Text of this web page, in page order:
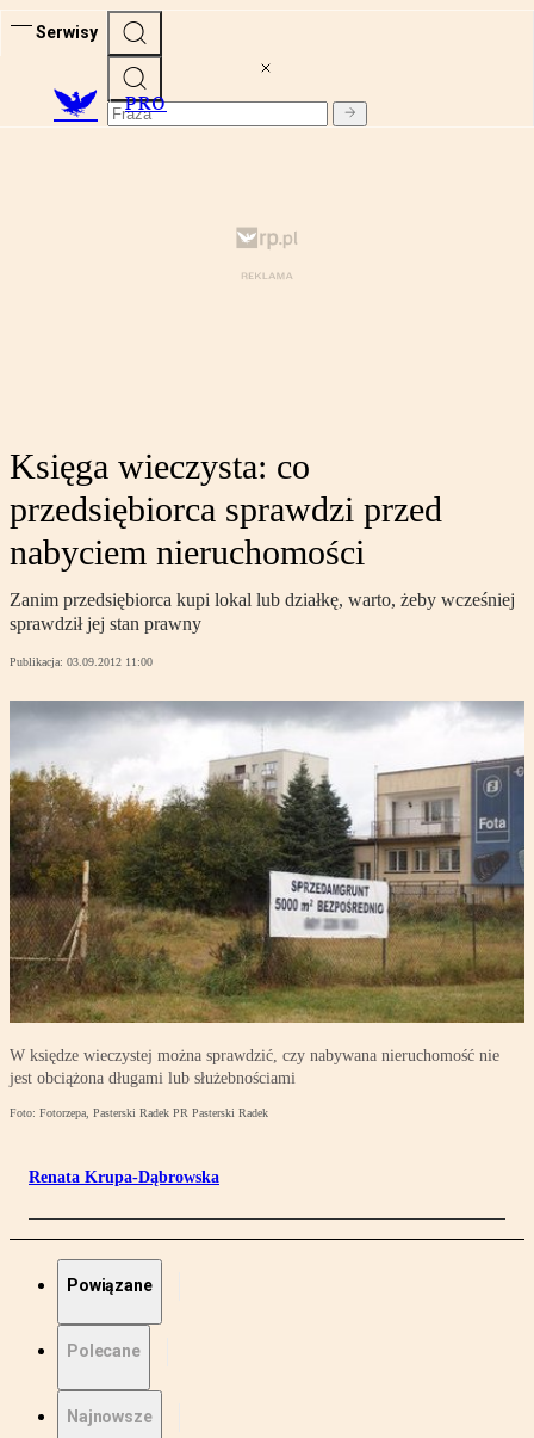
Serwisy
PRO
Księga wieczysta: co
przedsiębiorca sprawdzi przed
nabyciem nieruchomości
Zanim przedsiębiorca kupi lokal lub działkę, warto, żeby wcześniej
sprawdził jej stan prawny
Publikacja: 03.09.2012 11:00
W księdze wieczystej można sprawdzić, czy nabywana nieruchomość nie
jest obciążona długami lub służebnościami
Foto: Fotorzepa, Pasterski Radek PR Pasterski Radek
Renata Krupa-Dąbrowska
Powiązane
Polecane
Najnowsze